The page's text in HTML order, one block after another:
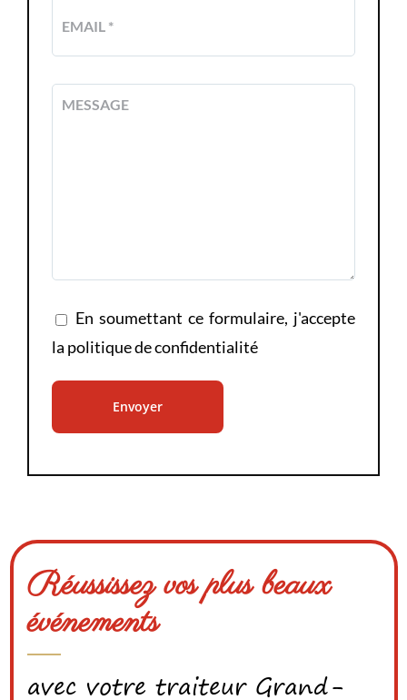
En soumettant ce formulaire, j'accepte
la politique de confidentialité
Réussissez vos plus beaux
événements
avec votre traiteur Grand-